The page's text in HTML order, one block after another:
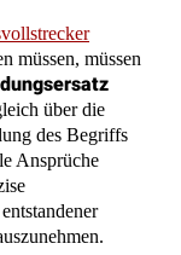
müssen, müssen
über die
des Begriffs
Ansprüche